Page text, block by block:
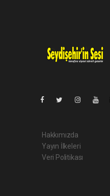
Hakkımızda
Yayın İlkeleri
Veri Politikası